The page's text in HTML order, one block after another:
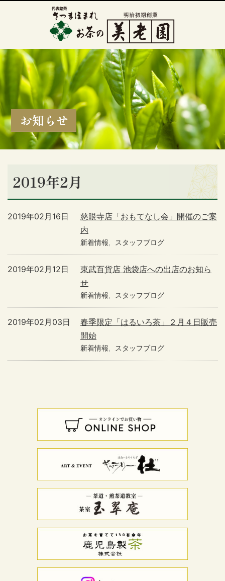
お知らせ
2019年2月
慈眼寺店「おもてなし会」開催のご案
内
2019年02月16日
新着情報 スタッフブログ
東武百貨店 池袋店への出店のお知ら
せ
2019年02月12日
新着情報 スタッフブログ
春季限定「はるいろ茶」２月４日販売
開始
2019年02月03日
新着情報 スタッフブログ